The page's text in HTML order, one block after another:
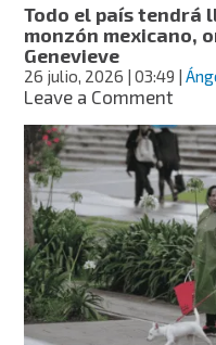
Todo el país tendrá
monzón mexicano,
Genevieve
26 julio, 2026 | 03:49 |
Leave a Commenton
el
país
este
por
onda